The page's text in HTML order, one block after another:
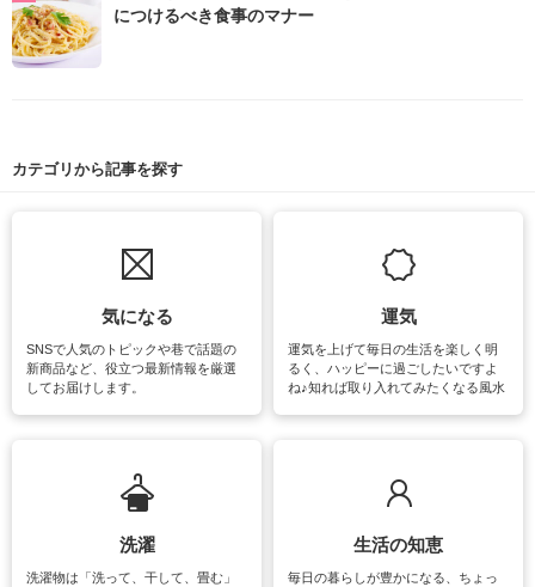
につけるべき食事のマナー
カテゴリから記事を探す
気になる
SNSで人気のトピックや巷で話題の
新商品など、役立つ最新情報を厳選
してお届けします。
運気
運気を上げて毎日の生活を楽しく明
るく、ハッピーに過ごしたいですよ
ね♪知れば取り入れてみたくなる風水
洗濯
洗濯物は「洗って、干して、畳む」
生活の知恵
毎日の暮らしが豊かになる、ちょっ